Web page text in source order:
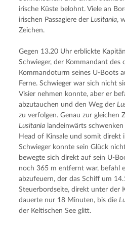
irische Küste belohnt. Viele an
irischen Passagiere der Lusitania,
Zeichen.
Gegen 13.20 Uhr erblickte
Schwieger, der Kommandant des
Kommandoturm seines U-Boots
Ferne. Schwieger war sich nicht
Visier nehmen konnte, aber er
abzutauchen und den Weg der
Lusitania landeinwärts
Head of Kinsale und somit direkt
Schwieger konnte sein Glück
bewegte sich direkt auf sein U-
noch 365 m entfernt war, befahl
abzufeuern, der das Schiff um
Steuerbordseite, direkt unter der
dauerte nur 18 Minuten, bis die
der Keltischen See glitt.